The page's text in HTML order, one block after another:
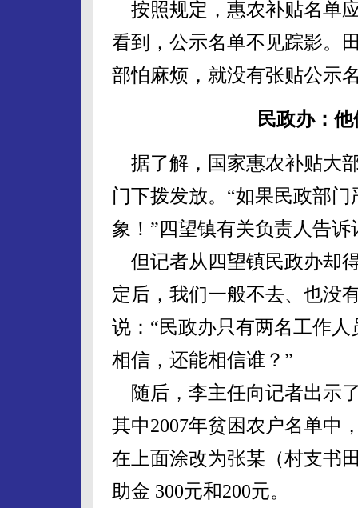
按照规定，惠农补贴名单
看到，公示名单不见踪影。
部怕麻烦，就没有张贴公示
民政办：
据了解，国家惠农补贴大
门下拨发放。“如果民政部
象！”四望镇有关负责人告诉
但记者从四望镇民政办却
定后，我们一般不去、也没
说：“民政办只有两名工作
相信，还能相信谁？”
随后，李主任向记者出示
其中2007年贫困农户名单中
在上面涂改为张某（村支书
助金 300元和200元。